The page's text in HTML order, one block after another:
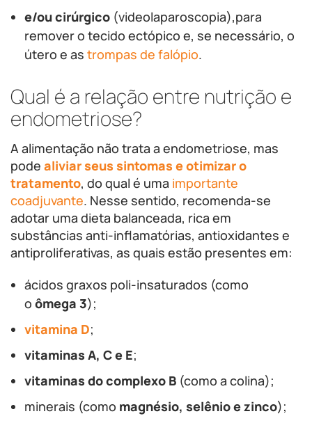
e/ou cirúrgico (videolaparoscopia),para
remover o tecido ectópico e, se necessário, o
útero e as trompas de falópio.
Qual é a relação entre nutrição e
endometriose?
A alimentação não trata a endometriose, mas
pode aliviar seus sintomas e otimizar o
tratamento, do qual é uma importante
coadjuvante. Nesse sentido, recomenda-se
adotar uma dieta balanceada, rica em
substâncias anti-inflamatórias, antioxidantes e
antiproliferativas, as quais estão presentes em:
ácidos graxos poli-insaturados (como
o ômega 3);
vitamina D;
vitaminas A, C e E;
vitaminas do complexo B (como a colina);
minerais (como magnésio, selênio e zinco);